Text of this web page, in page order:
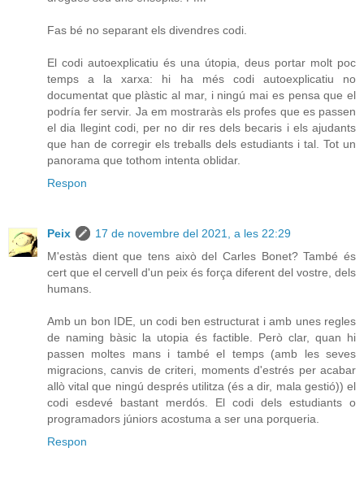
Fas bé no separant els divendres codi.
El codi autoexplicatiu és una útopia, deus portar molt poc
temps a la xarxa: hi ha més codi autoexplicatiu no
documentat que plàstic al mar, i ningú mai es pensa que el
podría fer servir. Ja em mostraràs els profes que es passen
el dia llegint codi, per no dir res dels becaris i els ajudants
que han de corregir els treballs dels estudiants i tal. Tot un
panorama que tothom intenta oblidar.
Respon
Peix
17 de novembre del 2021, a les 22:29
M'estàs dient que tens això del Carles Bonet? També és
cert que el cervell d'un peix és força diferent del vostre, dels
humans.
Amb un bon IDE, un codi ben estructurat i amb unes regles
de naming bàsic la utopia és factible. Però clar, quan hi
passen moltes mans i també el temps (amb les seves
migracions, canvis de criteri, moments d'estrés per acabar
allò vital que ningú després utilitza (és a dir, mala gestió)) el
codi esdevé bastant merdós. El codi dels estudiants o
programadors júniors acostuma a ser una porqueria.
Respon